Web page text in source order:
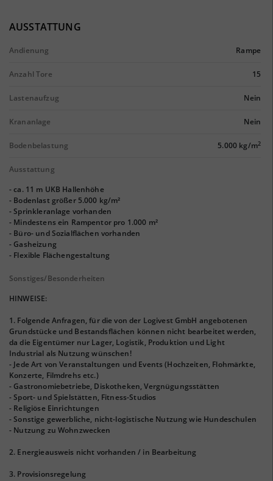
AUSSTATTUNG
Andienung Rampe
Anzahl Tore 15
Lastenaufzug Nein
Krananlage Nein
Bodenbelastung 5.000 kg/m2
Ausstattung
- ca. 11 m UKB Hallenhöhe
- Bodenlast größer 5.000 kg/m²
- Sprinkleranlage vorhanden
- Mindestens ein Rampentor pro 1.000 m²
- Büro- und Sozialflächen vorhanden
- Gasheizung
- Flexible Flächengestaltung
Sonstiges/Besonderheiten
HINWEISE:
1. Folgende Anfragen, für die von der Logivest GmbH angebotenen
Grundstücke und Bestandsflächen können nicht bearbeitet werden,
da die Eigentümer nur Lager, Logistik, Produktion und Light
Industrial als Nutzung wünschen!
- Jede Art von Veranstaltungen und Events (Hochzeiten, Flohmärkte,
Konzerte, Filmdrehs etc.)
- Gastronomiebetriebe, Diskotheken, Vergnügungsstätten
- Sport- und Spielstätten, Fitness-Studios
- Religiöse Einrichtungen
- Sonstige gewerbliche, nicht-logistische Nutzung wie Hundeschulen
- Nutzung zu Wohnzwecken
2. Energieausweis nicht vorhanden / in Bearbeitung
3. Provisionsregelung